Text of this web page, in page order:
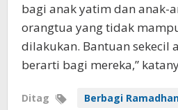
bagi anak yatim dan anak-
orangtua yang tidak
dilakukan. Bantuan sekecil
berarti bagi mereka,”
Ditag
Berbagi